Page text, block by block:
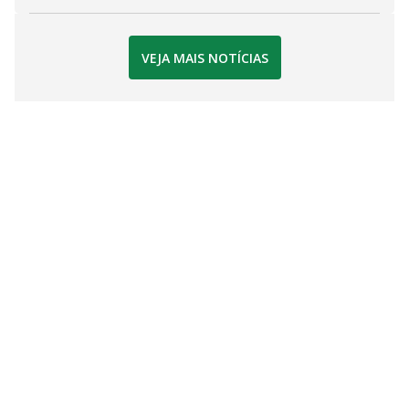
VEJA MAIS NOTÍCIAS